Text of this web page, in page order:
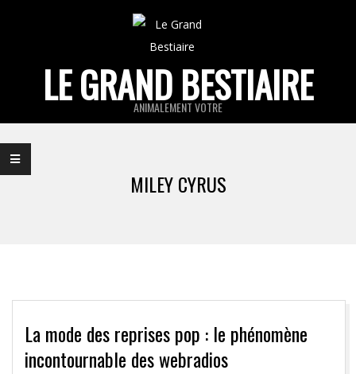
LE GRAND BESTIAIRE
ANIMALEMENT VOTRE
Navigation
Menu
MILEY CYRUS
La mode des reprises pop : le phénomène
incontournable des webradios